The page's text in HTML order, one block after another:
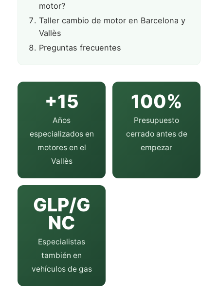
motor?
Taller cambio de motor en Barcelona y
Vallès
Preguntas frecuentes
+15
Años
especializados en
motores en el
Vallès
100%
Presupuesto
cerrado antes de
empezar
GLP/G
NC
Especialistas
también en
vehículos de gas